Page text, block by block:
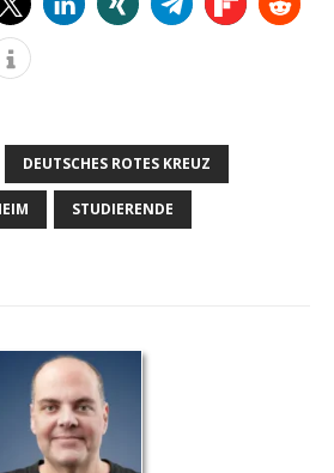
DEUTSCHES ROTES KREUZ
STUDIERENDE